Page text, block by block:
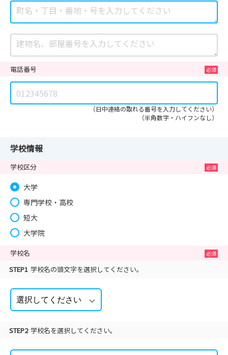
電話番号
（日中連絡の取れる番号を入力してください）
（半角数字・ハイフンなし）
学校情報
学校区分
大学
専門学校・高校
短大
大学院
学校名
STEP1 学校名の頭文字を選択してください。
STEP2 学校名を選択してください。